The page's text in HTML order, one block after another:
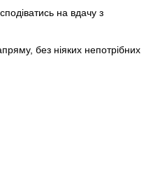
на вдачу з
без ніяких непотрібних